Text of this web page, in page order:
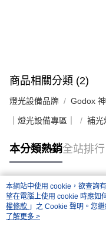
商品相關分類 (2)
燈光設備品牌 Godox
｜燈光設備專區｜ 補光
本分類熱銷全站排行
熱門標籤
本網站中使用 cookie，欲查詢
望在電腦上使用 cookie 時應如
權條款 」之 Cookie 聲明。您
用條款之 Cookie 聲明使用
了解更多 >